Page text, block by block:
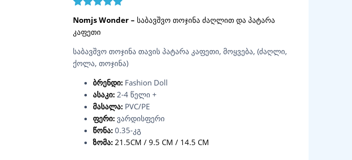
Nomjs Wonder – საბავშვო თოჯინა ძაღლით და პატარა
კაფეთი
საბავშვო თოჯინა თავის პატარა კაფეთი, მოყვება, (ძაღლი,
ქოლა, თოჯინა)
ბრენდი:Fashion Doll
ასაკი: 2-4 წელი +
მასალა:PVC/PE
ფერი:ვარდისფერი
წონა:0.35-კგ
ზომა: 21.5CM / 9.5 CM / 14.5 CM